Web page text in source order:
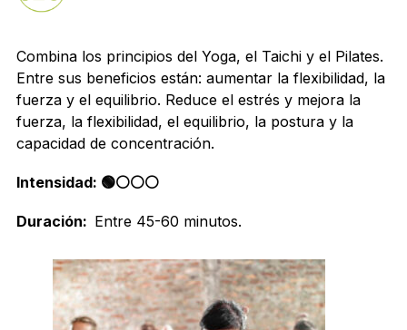
Combina los principios del Yoga, el Taichi y el Pilates.
Entre sus beneficios están: aumentar la flexibilidad, la
fuerza y el equilibrio. Reduce el estrés y mejora la
fuerza, la flexibilidad, el equilibrio, la postura y la
capacidad de concentración.
Intensidad: 🟢⚪️⚪️⚪️
Duración: Entre 45-60 minutos.